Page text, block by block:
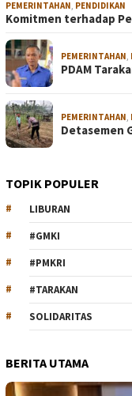
PEMERINTAHAN, PENDIDIKAN
Komitmen terhadap
PEMERINTAHAN,
PDAM
PEMERINTAHAN,
Detasemen
TOPIK POPULER
LIBURAN
#GMKI
#PMKRI
#TARAKAN
SOLIDARITAS
BERITA UTAMA